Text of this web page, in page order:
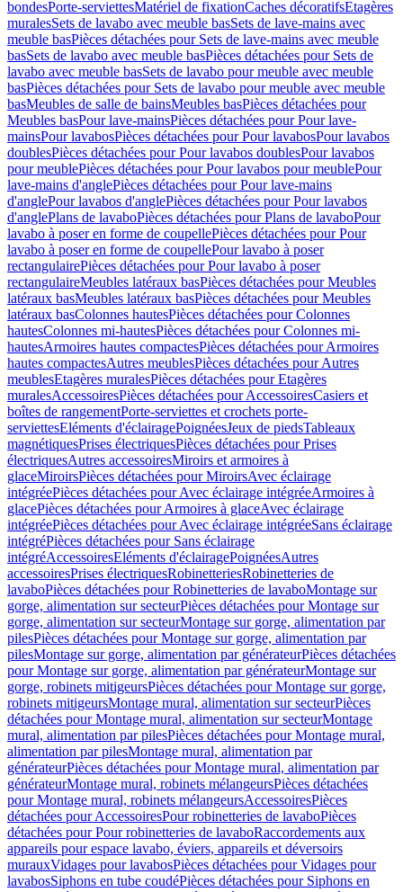
bondesPorte-serviettesMatériel de fixationCaches décoratifsEtagères
muralesSets de lavabo avec meuble basSets de lave-mains avec
meuble basPièces détachées pour Sets de lave-mains avec meuble
basSets de lavabo avec meuble basPièces détachées pour Sets de
lavabo avec meuble basSets de lavabo pour meuble avec meuble
basPièces détachées pour Sets de lavabo pour meuble avec meuble
basMeubles de salle de bainsMeubles basPièces détachées pour
Meubles basPour lave-mainsPièces détachées pour Pour lave-
mainsPour lavabosPièces détachées pour Pour lavabosPour lavabos
doublesPièces détachées pour Pour lavabos doublesPour lavabos
pour meublePièces détachées pour Pour lavabos pour meublePour
lave-mains d'anglePièces détachées pour Pour lave-mains
d'anglePour lavabos d'anglePièces détachées pour Pour lavabos
d'anglePlans de lavaboPièces détachées pour Plans de lavaboPour
lavabo à poser en forme de coupellePièces détachées pour Pour
lavabo à poser en forme de coupellePour lavabo à poser
rectangulairePièces détachées pour Pour lavabo à poser
rectangulaireMeubles latéraux basPièces détachées pour Meubles
latéraux basMeubles latéraux basPièces détachées pour Meubles
latéraux basColonnes hautesPièces détachées pour Colonnes
hautesColonnes mi-hautesPièces détachées pour Colonnes mi-
hautesArmoires hautes compactesPièces détachées pour Armoires
hautes compactesAutres meublesPièces détachées pour Autres
meublesEtagères muralesPièces détachées pour Etagères
muralesAccessoiresPièces détachées pour AccessoiresCasiers et
boîtes de rangementPorte-serviettes et crochets porte-
serviettesEléments d'éclairagePoignéesJeux de piedsTableaux
magnétiquesPrises électriquesPièces détachées pour Prises
électriquesAutres accessoiresMiroirs et armoires à
glaceMiroirsPièces détachées pour MiroirsAvec éclairage
intégréePièces détachées pour Avec éclairage intégréeArmoires à
glacePièces détachées pour Armoires à glaceAvec éclairage
intégréePièces détachées pour Avec éclairage intégréeSans éclairage
intégréPièces détachées pour Sans éclairage
intégréAccessoiresEléments d'éclairagePoignéesAutres
accessoiresPrises électriquesRobinetteriesRobinetteries de
lavaboPièces détachées pour Robinetteries de lavaboMontage sur
gorge, alimentation sur secteurPièces détachées pour Montage sur
gorge, alimentation sur secteurMontage sur gorge, alimentation par
pilesPièces détachées pour Montage sur gorge, alimentation par
pilesMontage sur gorge, alimentation par générateurPièces détachées
pour Montage sur gorge, alimentation par générateurMontage sur
gorge, robinets mitigeursPièces détachées pour Montage sur gorge,
robinets mitigeursMontage mural, alimentation sur secteurPièces
détachées pour Montage mural, alimentation sur secteurMontage
mural, alimentation par pilesPièces détachées pour Montage mural,
alimentation par pilesMontage mural, alimentation par
générateurPièces détachées pour Montage mural, alimentation par
générateurMontage mural, robinets mélangeursPièces détachées
pour Montage mural, robinets mélangeursAccessoiresPièces
détachées pour AccessoiresPour robinetteries de lavaboPièces
détachées pour Pour robinetteries de lavaboRaccordements aux
appareils pour espace lavabo, éviers, appareils et déversoirs
murauxVidages pour lavabosPièces détachées pour Vidages pour
lavabosSiphons en tube coudéPièces détachées pour Siphons en